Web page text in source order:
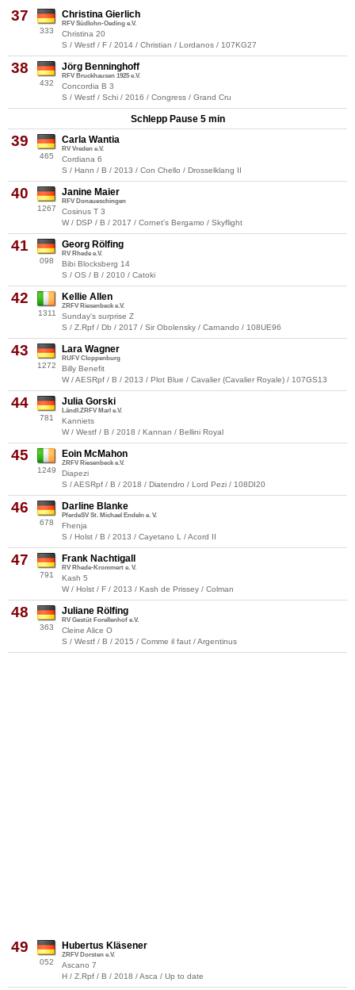
37
333
Christina Gierlich
RFV Südlohn-Oeding e.V.
Christina 20
S / Westf / F / 2014 / Christian / Lordanos / 107KG27
38
432
Jörg Benninghoff
RFV Bruckhausen 1925 e.V.
Concordia B 3
S / Westf / Schi / 2016 / Congress / Grand Cru
Schlepp Pause 5 min
39
465
Carla Wantia
RV Vreden e.V.
Cordiana 6
S / Hann / B / 2013 / Con Chello / Drosselklang II
40
1267
Janine Maier
RFV Donaueschingen
Cosinus T 3
W / DSP / B / 2017 / Cornet's Bergamo / Skyflight
41
098
Georg Rölfing
RV Rhede e.V.
Bibi Blocksberg 14
S / OS / B / 2010 / Catoki
42
1311
Kellie Allen
ZRFV Riesenbeck e.V.
Sunday's surprise Z
S / Z.Rpf / Db / 2017 / Sir Obolensky / Carnando / 108UE96
43
1272
Lara Wagner
RUFV Cloppenburg
Billy Benefit
W / AESRpf / B / 2013 / Plot Blue / Cavalier (Cavalier Royale) / 107GS13
44
781
Julia Gorski
Ländl.ZRFV Marl e.V.
Kanniets
W / Westf / B / 2018 / Kannan / Bellini Royal
45
1249
Eoin McMahon
ZRFV Riesenbeck e.V.
Diapezi
S / AESRpf / B / 2018 / Diatendro / Lord Pezi / 108DI20
46
678
Darline Blanke
PferdeSV St. Michael Endeln e. V.
Fhenja
S / Holst / B / 2013 / Cayetano L / Acord II
47
791
Frank Nachtigall
RV Rhede-Krommert e. V.
Kash 5
W / Holst / F / 2013 / Kash de Prissey / Colman
48
363
Juliane Rölfing
RV Gestüt Forellenhof e.V.
Cleine Alice O
S / Westf / B / 2015 / Comme il faut / Argentinus
49
052
Hubertus Kläsener
ZRFV Dorsten e.V.
Ascano 7
H / Z.Rpf / B / 2018 / Asca / Up to date